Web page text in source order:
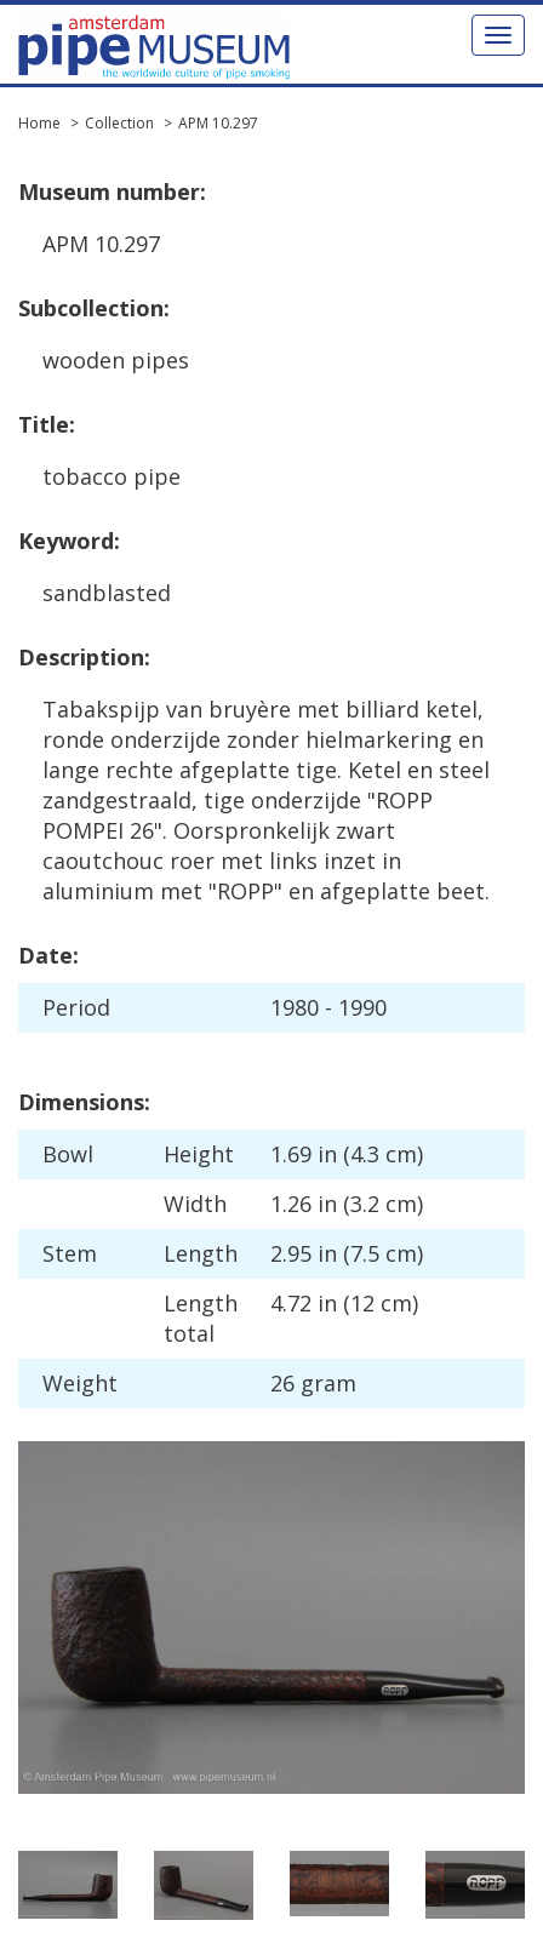
Toggle
Home Collection APM 10.297
Museum number:
APM 10.297
Subcollection:
wooden pipes
Title:
tobacco pipe
Keyword:
sandblasted
Description:
Tabakspijp van bruyère met billiard ketel,
ronde onderzijde zonder hielmarkering en
lange rechte afgeplatte tige. Ketel en steel
zandgestraald, tige onderzijde "ROPP
POMPEI 26". Oorspronkelijk zwart
caoutchouc roer met links inzet in
aluminium met "ROPP" en afgeplatte beet.
Date:
Period
1980 - 1990
Dimensions:
Bowl
Height 1.69 in (4.3 cm)
Width
1.26 in (3.2 cm)
Stem
Length 2.95 in (7.5 cm)
Length
total
4.72 in (12 cm)
Weight 26 gram